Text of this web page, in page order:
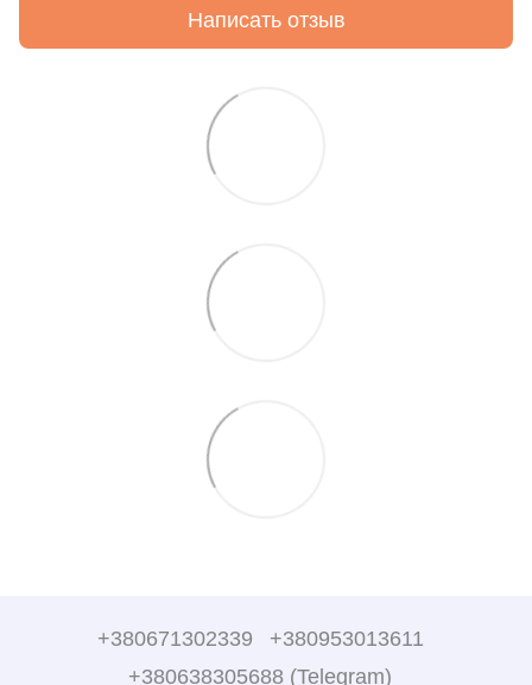
Написать отзыв
+380671302339
+380953013611
+380638305688 (Telegram)